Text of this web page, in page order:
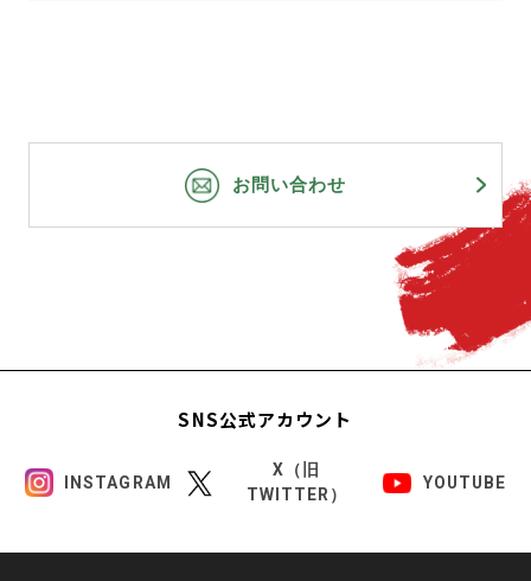
お問い合わせ
SNS公式アカウント
INSTAGRAM
X（旧
TWITTER）
YOUTUBE